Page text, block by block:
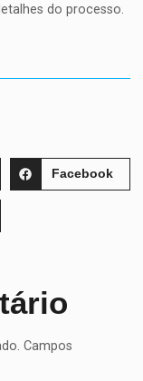
do processo.
Facebook
Campos